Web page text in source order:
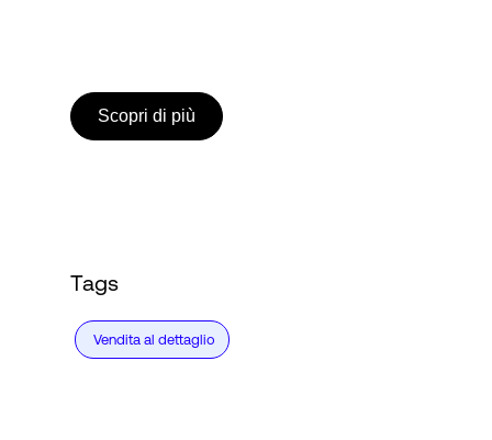
Scopri di più
Tags
Vendita al dettaglio